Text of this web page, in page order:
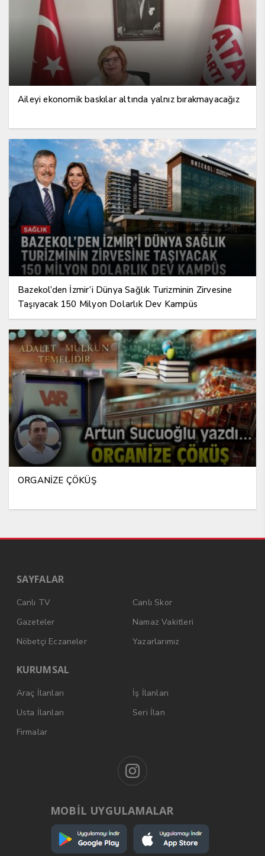
Aileyi ekonomik baskılar altında yalnız bırakmayacağız
Bazekol’den İzmir’i Dünya Sağlık Turizminin Zirvesine
Taşıyacak 150 Milyon Dolarlık Dev Kampüs
ORGANİZE ÇÖKÜŞ
SAYFALAR
Canlı TV
Canlı Skor
Gazeteler
Namaz Vakitleri
Nöbetçi Eczaneler
Yazarlarımız
KURUMSAL
Araç İlanları
İş İlanları
Usta İlanları
Seri İlan
Firmalar
MOBİL UYGULAMALAR